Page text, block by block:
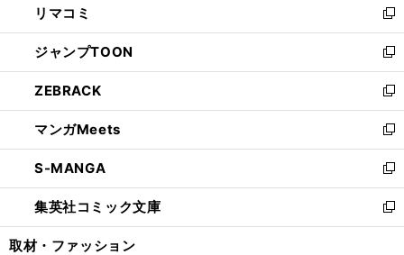
で
開
く
ド
ウ
で
開
く
ィ
ン
ド
ウ
で
開
く
い
ウ
ィ
ン
ド
ウ
で
開
く
リマコミ
新
し
い
ウ
ィ
ン
ド
ウ
で
開
く
ジャンプTOON
新
し
い
ウ
ィ
ン
ド
ウ
で
開
ZEBRACK
新
し
い
ウ
ィ
ン
ド
ウ
マンガMeets
新
し
い
ウ
ィ
ン
S-MANGA
新
し
い
ウ
集英社コミック文庫
新
し
取材・ファッション